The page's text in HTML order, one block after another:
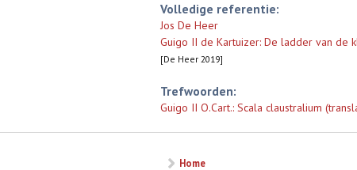
Volledige referentie:
Jos De Heer
Guigo II de Kartuizer: De ladder van de
[De Heer 2019]
Trefwoorden:
Guigo II O.Cart.: Scala claustralium
Home